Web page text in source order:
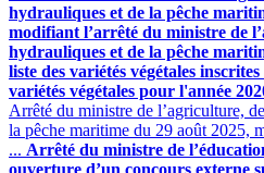
hydrauliques et de la pêche
modifiant l’arrêté du ministre de
hydrauliques et de la pêche
liste des variétés végétales
variétés végétales pour l'année
Arrêté du ministre de l’agriculture,
la pêche maritime du 29 août 2025,
... Arrêté du ministre de
ouverture d’un concours externe